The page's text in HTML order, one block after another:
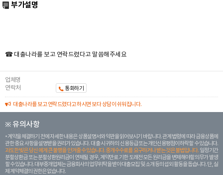
부가설명
☎ 대출나라를 보고 연락드렸다고 말씀해주세요
업체명
연락처
통화하기
대출나라를 보고 연락드렸다고 하시면 보다 상담이 쉬워집니다.
※ 유의사항
계약을 체결하기 전에 자세한 내용은 상품설명서와 약관을 읽어보시기 바랍니다. 관계 법령에 따라 금융상품에
관한 중요 사항을 설명받을 권리가 있습니다. 대 출 시 귀하의 신용등급 또는 개인신용평점이 하락할 수 있습니다.
과도한 빚은 당신 에게 큰 불행을 안겨줄 수 있습니다. 중개수수료를 요구하거나 받는 것은 불법입니다. 일정 기간
분할상환금 또는 분할상환원리금이 연체될 경우, 계약만료 기한 도래전 모든 원리금을 변제해야할 의무가 발생
할 수 있습니다. 대부중개업체는 금융회사의 업무위탁을 받아 대출모집 및 소개 등의 섭외 활동을 돕습니다. 단, 실
제 계약체결의 권한은 없습니다.